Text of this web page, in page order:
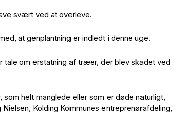
svært ved at overleve.
at genplantning er indledt i denne uge.
om erstatning af træer, der blev skadet ved
helt manglede eller som er døde naturligt,
Kolding Kommunes entreprenørafdeling,